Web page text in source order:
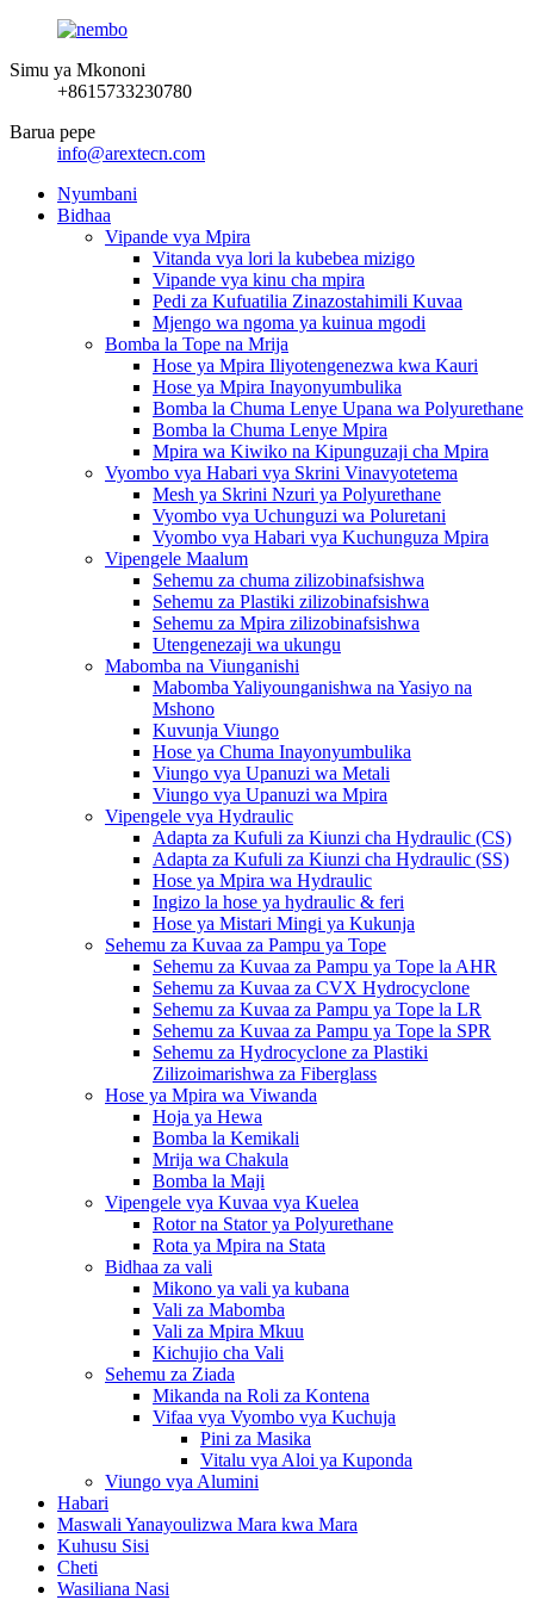
Simu ya Mkononi
+8615733230780
Barua pepe
info@arextecn.com
Nyumbani
Bidhaa
Vipande vya Mpira
Vitanda vya lori la kubebea mizigo
Vipande vya kinu cha mpira
Pedi za Kufuatilia Zinazostahimili Kuvaa
Mjengo wa ngoma ya kuinua mgodi
Bomba la Tope na Mrija
Hose ya Mpira Iliyotengenezwa kwa Kauri
Hose ya Mpira Inayonyumbulika
Bomba la Chuma Lenye Upana wa Polyurethane
Bomba la Chuma Lenye Mpira
Mpira wa Kiwiko na Kipunguzaji cha Mpira
Vyombo vya Habari vya Skrini Vinavyotetema
Mesh ya Skrini Nzuri ya Polyurethane
Vyombo vya Uchunguzi wa Poluretani
Vyombo vya Habari vya Kuchunguza Mpira
Vipengele Maalum
Sehemu za chuma zilizobinafsishwa
Sehemu za Plastiki zilizobinafsishwa
Sehemu za Mpira zilizobinafsishwa
Utengenezaji wa ukungu
Mabomba na Viunganishi
Mabomba Yaliyounganishwa na Yasiyo na
Mshono
Kuvunja Viungo
Hose ya Chuma Inayonyumbulika
Viungo vya Upanuzi wa Metali
Viungo vya Upanuzi wa Mpira
Vipengele vya Hydraulic
Adapta za Kufuli za Kiunzi cha Hydraulic (CS)
Adapta za Kufuli za Kiunzi cha Hydraulic (SS)
Hose ya Mpira wa Hydraulic
Ingizo la hose ya hydraulic & feri
Hose ya Mistari Mingi ya Kukunja
Sehemu za Kuvaa za Pampu ya Tope
Sehemu za Kuvaa za Pampu ya Tope la AHR
Sehemu za Kuvaa za CVX Hydrocyclone
Sehemu za Kuvaa za Pampu ya Tope la LR
Sehemu za Kuvaa za Pampu ya Tope la SPR
Sehemu za Hydrocyclone za Plastiki
Zilizoimarishwa za Fiberglass
Hose ya Mpira wa Viwanda
Hoja ya Hewa
Bomba la Kemikali
Mrija wa Chakula
Bomba la Maji
Vipengele vya Kuvaa vya Kuelea
Rotor na Stator ya Polyurethane
Rota ya Mpira na Stata
Bidhaa za vali
Mikono ya vali ya kubana
Vali za Mabomba
Vali za Mpira Mkuu
Kichujio cha Vali
Sehemu za Ziada
Mikanda na Roli za Kontena
Vifaa vya Vyombo vya Kuchuja
Pini za Masika
Vitalu vya Aloi ya Kuponda
Viungo vya Alumini
Habari
Maswali Yanayoulizwa Mara kwa Mara
Kuhusu Sisi
Cheti
Wasiliana Nasi